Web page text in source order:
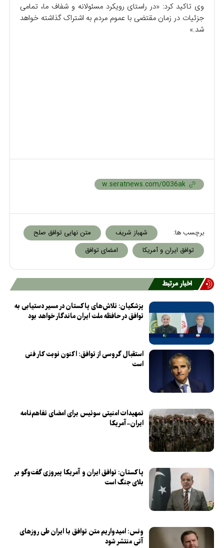
وی تاکید کرد: «در راستای رویکرد مسئولانه و شفاف ما، تمامی
جزئیات در زمان مقتضی با عموم مردم به اشتراک گذاشته خواهد
شد.»
برچسب ها: شهباز شریف
متن نهایی توافق صلح
توافق ایران و آمریکا
امضای توافق
اخبار مرتبط
پزشکیان: تلاش‌های پاکستان در مسیر دستیابی به
توافق در حافظه ملت ایران ماندگار خواهد بود
استقبال گروسی از توافق: اکنون نوبت کار فنی
است
تمهیدات امنیتی سوئیس برای امضای تفاهم‌نامه
ایران-آمریکا
پاکستان: توافق ایران و آمریکا پیروزی گفت‌و‌گو بر
بلای جنگ است
ونس: امیدواریم متن توافق با ایران طی روز‌های
آتی منتشر شود